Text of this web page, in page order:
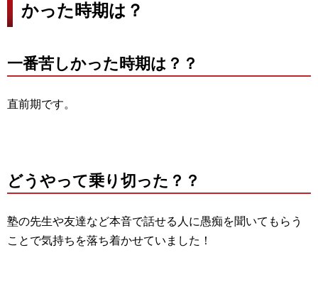
かった時期は？
一番苦しかった時期は？？
直前期です。
どうやって乗り切った？？
塾の先生や友達など本音で話せる人に愚痴を聞いてもらう
ことで気持ちを落ち着かせていました！